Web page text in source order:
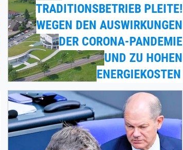
TRADITIONSBETRIEB PLEITE!
WEGEN DEN AUSWIRKUNGEN
DER CORONA-PANDEMIE
UND ZU HOHEN
ENERGIEKOSTEN